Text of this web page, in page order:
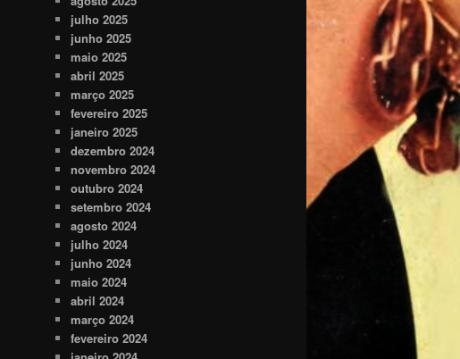
julho 2025
junho 2025
maio 2025
abril 2025
março 2025
fevereiro 2025
janeiro 2025
dezembro 2024
novembro 2024
outubro 2024
setembro 2024
agosto 2024
julho 2024
junho 2024
maio 2024
abril 2024
março 2024
fevereiro 2024